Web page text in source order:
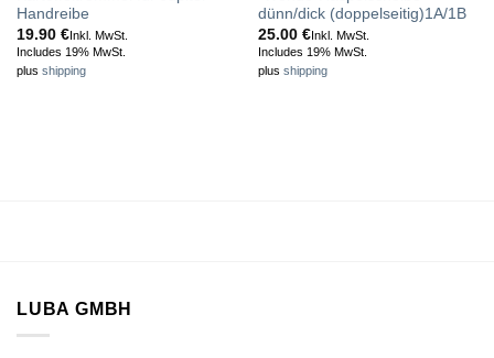
Handreibe
19.90 €Inkl. MwSt.
Includes 19% MwSt.
plus shipping
dünn/dick (doppelseitig)1A/1B
25.00 €Inkl. MwSt.
Includes 19% MwSt.
plus shipping
LUBA GMBH